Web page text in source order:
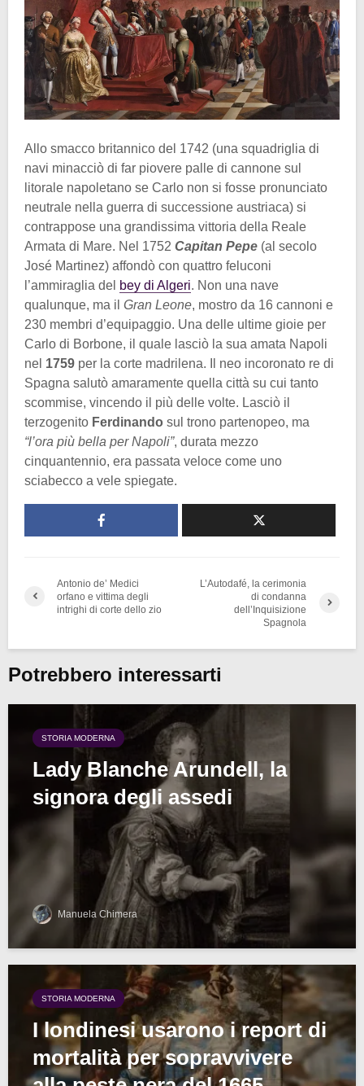
Allo smacco britannico del 1742 (una squadriglia di
navi minacciò di far piovere palle di cannone sul
litorale napoletano se Carlo non si fosse pronunciato
neutrale nella guerra di successione austriaca) si
contrappose una grandissima vittoria della Reale
Armata di Mare. Nel 1752 Capitan Pepe (al secolo
José Martinez) affondò con quattro feluconi
l’ammiraglia del bey di Algeri. Non una nave
qualunque, ma il Gran Leone, mostro da 16 cannoni e
230 membri d’equipaggio. Una delle ultime gioie per
Carlo di Borbone, il quale lasciò la sua amata Napoli
nel 1759 per la corte madrilena. Il neo incoronato re di
Spagna salutò amaramente quella città su cui tanto
scommise, vincendo il più delle volte. Lasciò il
terzogenito Ferdinando sul trono partenopeo, ma
“l’ora più bella per Napoli”, durata mezzo
cinquantennio, era passata veloce come uno
sciabecco a vele spiegate.
Antonio de’ Medici
orfano e vittima degli
intrighi di corte dello zio
L’Autodafé, la cerimonia
di condanna
dell’Inquisizione
Spagnola
Potrebbero interessarti
STORIA MODERNA
Lady Blanche Arundell, la
signora degli assedi
Manuela Chimera
STORIA MODERNA
I londinesi usarono i report di
mortalità per sopravvivere